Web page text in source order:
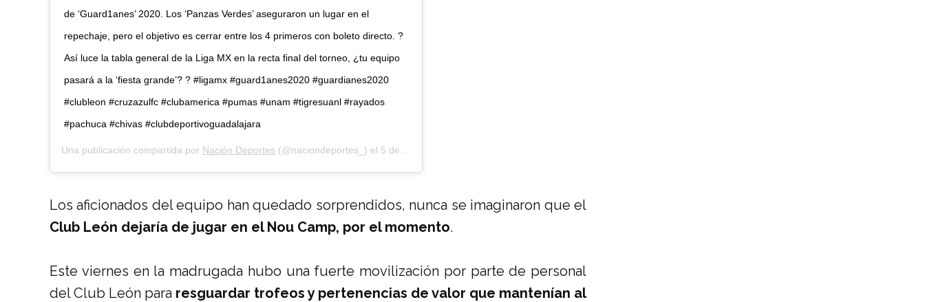
de ‘Guard1anes’ 2020. Los ‘Panzas Verdes’ aseguraron un lugar en el
repechaje, pero el objetivo es cerrar entre los 4 primeros con boleto directo. ?
Así luce la tabla general de la Liga MX en la recta final del torneo, ¿tu equipo
pasará a la ‘fiesta grande’? ? #ligamx #guard1anes2020 #guardianes2020
#clubleon #cruzazulfc #clubamerica #pumas #unam #tigresuanl #rayados
#pachuca #chivas #clubdeportivoguadalajara
Una publicación compartida por Nación Deportes (@naciondeportes_) el 5 de Oct de 2020 a las 8:09 PDT
Los aficionados del equipo han quedado sorprendidos, nunca se imaginaron que el
Club León dejaría de jugar en el Nou Camp, por el momento.
Este viernes en la madrugada hubo una fuerte movilización por parte de personal
del Club León para resguardar trofeos y pertenencias de valor que mantenían al